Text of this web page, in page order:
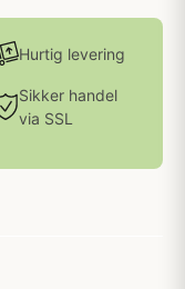
Hurtig levering
Sikker handel
via SSL